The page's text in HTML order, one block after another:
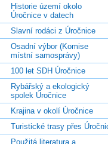
Historie území okolo
Úročnice v datech
Slavní rodáci z Úročnice
Osadní výbor (Komise
místní samosprávy)
100 let SDH Úročnice
Rybářský a ekologický
spolek Úročnice
Krajina v okolí Úročnice
Turistické trasy přes
Použitá literatura a